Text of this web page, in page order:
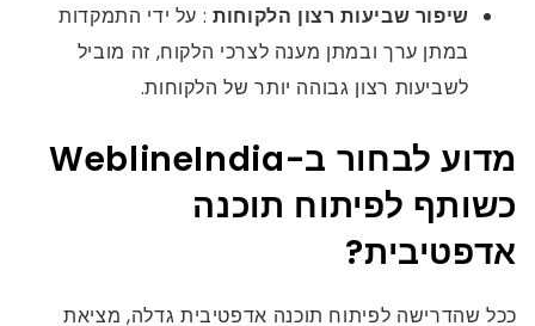
שיפור שביעות רצון הלקוחות : על ידי התמקדות
במתן ערך ובמתן מענה לצרכי הלקוח, זה מוביל
לשביעות רצון גבוהה יותר של הלקוחות.
מדוע לבחור ב-WeblineIndia
כשותף לפיתוח תוכנה
אדפטיבית?
ככל שהדרישה לפיתוח תוכנה אדפטיבית גדלה, מציאת